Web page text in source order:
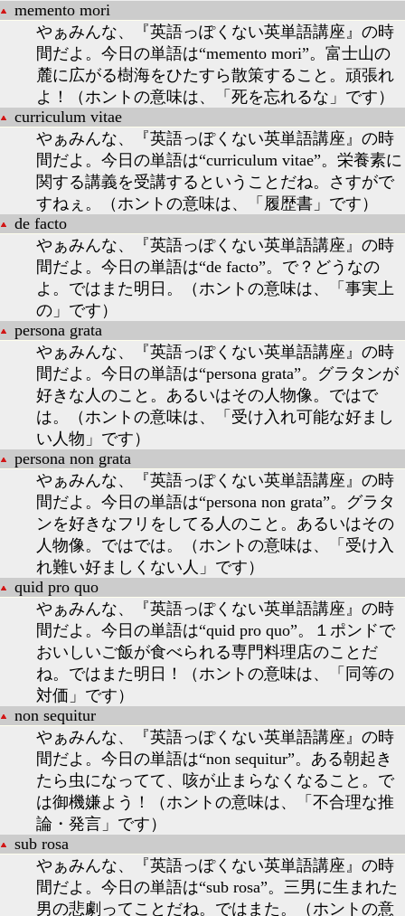
memento mori
やぁみんな、『英語っぽくない英単語講座』の時
間だよ。今日の単語は“memento mori”。富士山の
麓に広がる樹海をひたすら散策すること。頑張れ
よ！（ホントの意味は、「死を忘れるな」です）
curriculum vitae
やぁみんな、『英語っぽくない英単語講座』の時
間だよ。今日の単語は“curriculum vitae”。栄養素に
関する講義を受講するということだね。さすがで
すねぇ。（ホントの意味は、「履歴書」です）
de facto
やぁみんな、『英語っぽくない英単語講座』の時
間だよ。今日の単語は“de facto”。で？どうなの
よ。ではまた明日。（ホントの意味は、「事実上
の」です）
persona grata
やぁみんな、『英語っぽくない英単語講座』の時
間だよ。今日の単語は“persona grata”。グラタンが
好きな人のこと。あるいはその人物像。ではで
は。（ホントの意味は、「受け入れ可能な好まし
い人物」です）
persona non grata
やぁみんな、『英語っぽくない英単語講座』の時
間だよ。今日の単語は“persona non grata”。グラタ
ンを好きなフリをしてる人のこと。あるいはその
人物像。ではでは。（ホントの意味は、「受け入
れ難い好ましくない人」です）
quid pro quo
やぁみんな、『英語っぽくない英単語講座』の時
間だよ。今日の単語は“quid pro quo”。１ポンドで
おいしいご飯が食べられる専門料理店のことだ
ね。ではまた明日！（ホントの意味は、「同等の
対価」です）
non sequitur
やぁみんな、『英語っぽくない英単語講座』の時
間だよ。今日の単語は“non sequitur”。ある朝起き
たら虫になってて、咳が止まらなくなること。で
は御機嫌よう！（ホントの意味は、「不合理な推
論・発言」です）
sub rosa
やぁみんな、『英語っぽくない英単語講座』の時
間だよ。今日の単語は“sub rosa”。三男に生まれた
男の悲劇ってことだね。ではまた。（ホントの意